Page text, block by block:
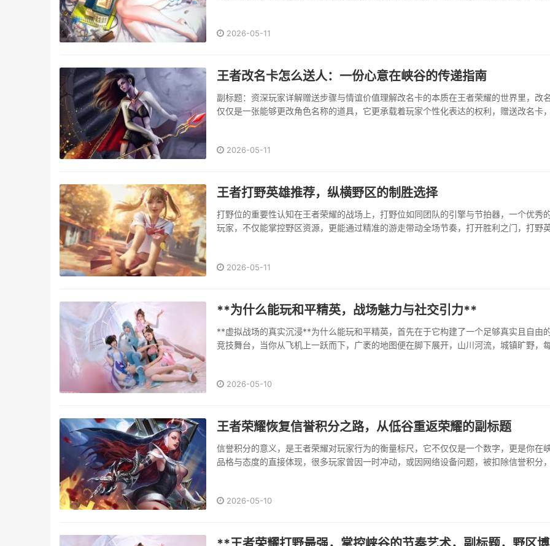
2026-05-11
王者改名卡怎么送人：一份心意在峡谷的传递指南
副标题：资深玩家详解赠送步骤与情谊价值理解改名卡的本质在王者荣耀的世界里，改
仅仅是一张能够更改角色名称的道具，它更承载着玩家个性化表达的权利，赠送改名卡
2026-05-11
王者打野英雄推荐，纵横野区的制胜选择
打野位的重要性认知在王者荣耀的战场上，打野位如同团队的引擎与节拍器，一个优秀
玩家，不仅能掌控野区资源，更能通过精准的游走带动全场节奏，打开胜利之门，打野
2026-05-11
**为什么能玩和平精英，战场魅力与社交引力**
**虚拟战场的真实沉浸**为什么能玩和平精英，首先在于它构建了一个足够真实且自由
竞技舞台，当你从飞机上一跃而下，广袤的地图便在脚下展开，山川河流，城镇旷野，
擎与声效设计极大地强化了沉浸感···
2026-05-10
王者荣耀恢复信誉积分之路，从低谷重返荣耀的副标题
信誉积分的意义，是王者荣耀对玩家行为的衡量标尺，它不仅仅是一个数字，更是你在
品格与态度的直接体现，很多玩家曾因一时冲动，或因网络设备问题，被扣除信誉积分
2026-05-10